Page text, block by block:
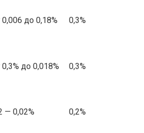
0,006 до 0,18% 0,3%
0,3% до 0,018% 0,3%
— 0,02% 0,2%